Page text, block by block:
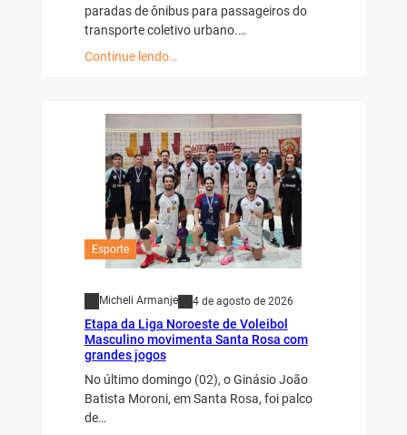
paradas de ônibus para passageiros do
transporte coletivo urbano.…
Continue lendo…
Esporte
Micheli Armanje 4 de agosto de 2026
Etapa da Liga Noroeste de Voleibol
Masculino movimenta Santa Rosa com
grandes jogos
No último domingo (02), o Ginásio João
Batista Moroni, em Santa Rosa, foi palco
de…